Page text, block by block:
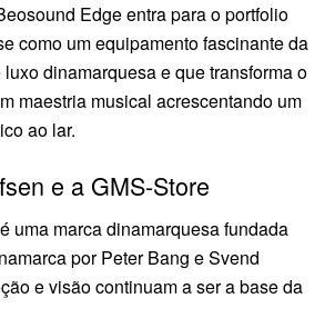
Edge entra para o portfolio
como um equipamento fascinante da
dinamarquesa e que transforma o
maestria musical acrescentando um
ao lar.
e a GMS-Store
uma marca dinamarquesa fundada
por Peter Bang e Svend
e visão continuam a ser a base da